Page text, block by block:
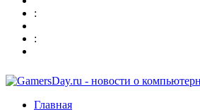
:
:
Главная